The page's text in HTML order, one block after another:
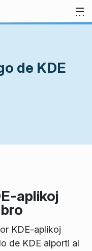
de KDE
aplikoj
KDE-aplikoj
de KDE alporti al